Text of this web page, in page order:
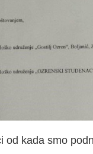
od kada smo